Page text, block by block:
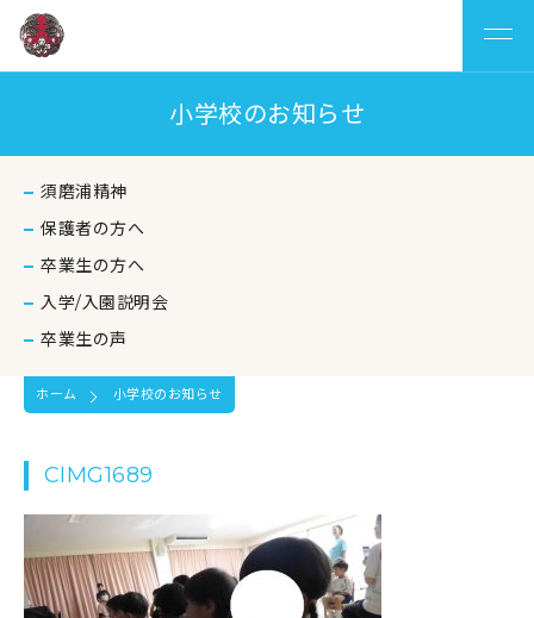
小学校のお知らせ
須磨浦精神
保護者の方へ
卒業生の方へ
入学/入園説明会
卒業生の声
ホーム 小学校のお知らせ
CIMG1689